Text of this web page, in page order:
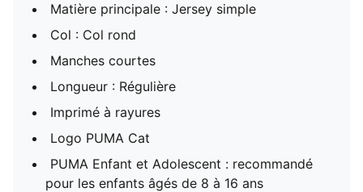
Matière principale : Jersey simple
Col : Col rond
Manches courtes
Longueur : Régulière
Imprimé à rayures
Logo PUMA Cat
PUMA Enfant et Adolescent : recommandé
pour les enfants âgés de 8 à 16 ans